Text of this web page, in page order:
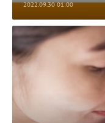
2022.09.30 01:00